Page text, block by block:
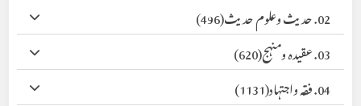
02. حدیث وعلوم حدیث
(496)
03. عقیدہ ومنہج
(620)
04. فقہ واجتہاد
(1131)